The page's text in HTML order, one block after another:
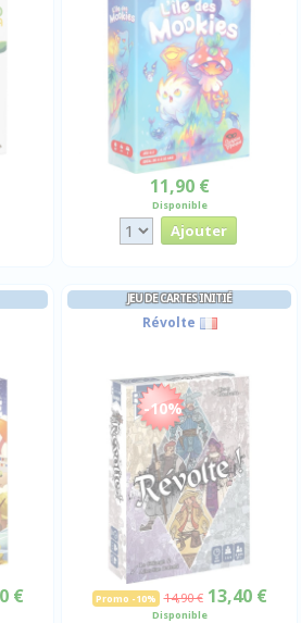
11,90 €
Disponible
€
JEU DE CARTES INITIÉ
Révolte
-10%
Promo -10% 14,90 € 13,40 €
Disponible